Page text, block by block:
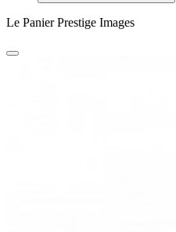
Le Panier Prestige Images